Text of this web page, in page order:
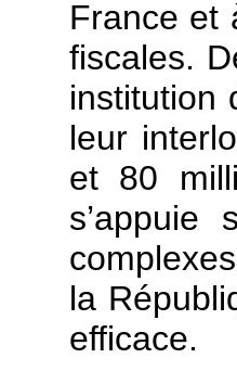
France et
fiscales.
institution
leur
et 80
la
efficace.